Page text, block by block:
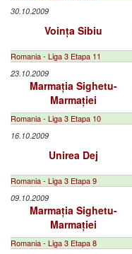
30.10.2009
Voința Sibiu
Romania - Liga 3 Etapa 11
23.10.2009
Marmația Sighetu-
Marmației
Romania - Liga 3 Etapa 10
16.10.2009
Unirea Dej
Romania - Liga 3 Etapa 9
09.10.2009
Marmația Sighetu-
Marmației
Romania - Liga 3 Etapa 8